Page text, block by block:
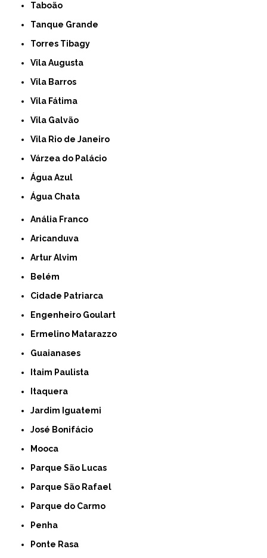
Taboão
Tanque Grande
Torres Tibagy
Vila Augusta
Vila Barros
Vila Fátima
Vila Galvão
Vila Rio de Janeiro
Várzea do Palácio
Água Azul
Água Chata
Anália Franco
Aricanduva
Artur Alvim
Belém
Cidade Patriarca
Engenheiro Goulart
Ermelino Matarazzo
Guaianases
Itaim Paulista
Itaquera
Jardim Iguatemi
José Bonifácio
Mooca
Parque São Lucas
Parque São Rafael
Parque do Carmo
Penha
Ponte Rasa